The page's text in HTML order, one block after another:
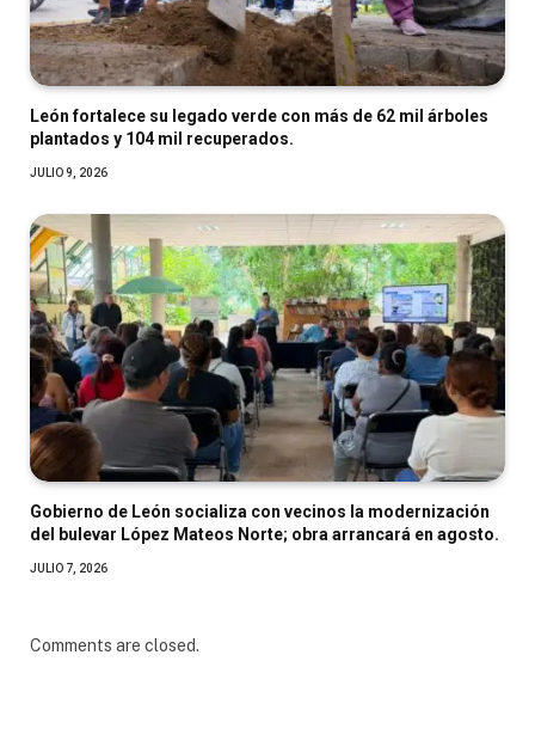
León fortalece su legado verde con más de 62 mil árboles
plantados y 104 mil recuperados.
JULIO 9, 2026
Gobierno de León socializa con vecinos la modernización
del bulevar López Mateos Norte; obra arrancará en agosto.
JULIO 7, 2026
Comments are closed.